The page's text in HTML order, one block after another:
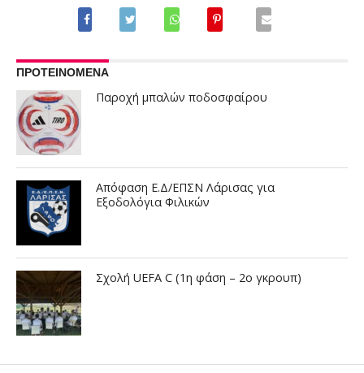
ΠΡΟΤΕΙΝΟΜΕΝΑ
Παροχή μπαλών ποδοσφαίρου
Απόφαση Ε.Δ/ΕΠΣΝ Λάρισας για
Εξοδολόγια Φιλικών
Σχολή UEFA C (1η φάση – 2ο γκρουπ)